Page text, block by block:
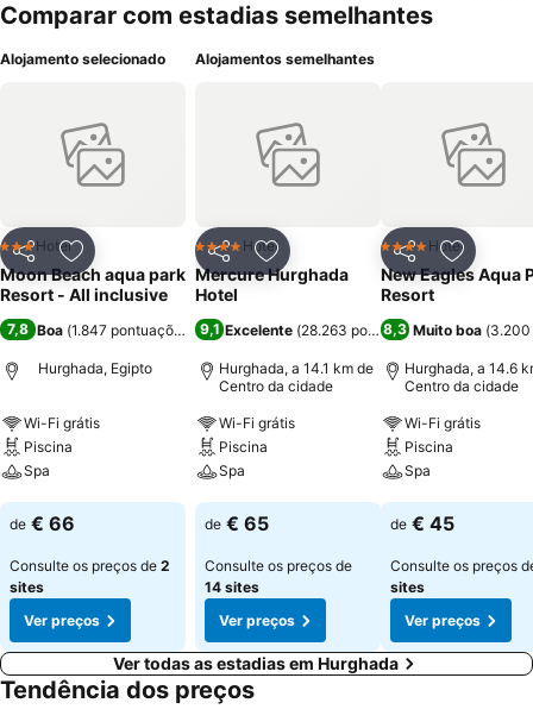
Comparar com estadias semelhantes
Alojamento selecionado
PartilharAdicionar aos favoritos
3 Estrelas
Hotel
Moon Beach aqua park
Resort - All inclusive
7,8 Boa (1.847 pontuações
Hurghada, Egipto
Wi-Fi grátis
Piscina
Spa
Ver preços
de € 66
Consulte os preços de 2
sites
Ver preços
Alojamentos semelhantes
PartilharAdicionar aos favoritos
4 EstrelasHotel
Mercure Hurghada
Hotel
9,1 Excelente (28.263 pontuações)
Hurghada, a 14.1 km de
Centro da cidade
Wi-Fi grátis
Piscina
Spa
Ver preços
de € 65
Consulte os preços de
14 sites
Ver preços
Partilhar
4 EstrelasHotel
New Eagles Aqua
Resort
8,3 Muito boa (3.200
Hurghada, a 14.6
Centro da cidade
Wi-Fi grátis
Piscina
Spa
Ver preços
de € 45
Consulte os preços
sites
Ver preços
Ver todas as estadias em Hurghada
Tendência dos preços